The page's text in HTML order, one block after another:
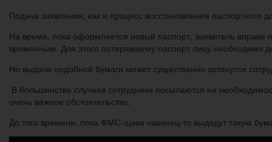
Подача заявления, как и процесс восстановления
На время, пока оформляется новый паспорт, заявитель вправе
временным. Для этого потерявшему паспорт лицу необходимо
Но выдача подобной бумаги может существенно затянутся
В большинстве случаев сотрудники посылаются на
очень важное обстоятельство.
До того времени, пока ФМС-щики наконец-то выдадут такую